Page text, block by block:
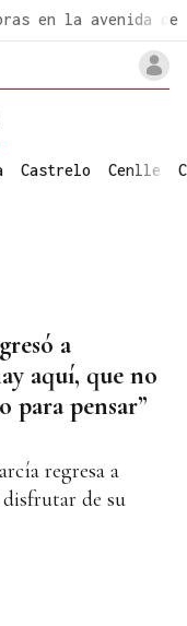
en la avenida de
Castrelo Cenlle
a
aquí, que no
para pensar”
regresa a
de su